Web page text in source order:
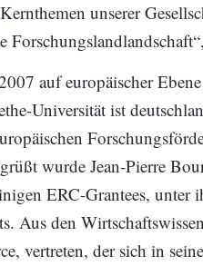
unserer
auf europäischer
Universität ist
wurde Jean-Pierre
ERC-Grantees, unter
Aus den
vertreten, der sich in